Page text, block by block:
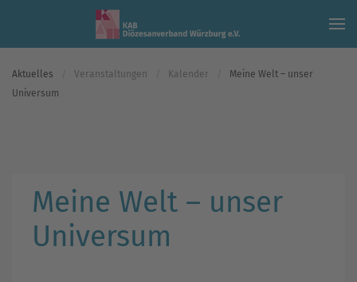
Skip to main content
Aktuelles Veranstaltungen Kalender
Meine Welt – unser
Universum
Meine Welt – unser
Universum